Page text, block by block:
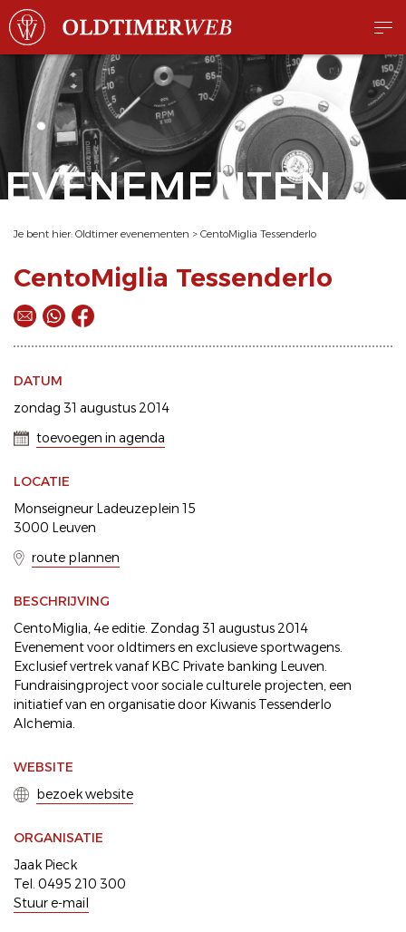
EVENEMENTEN
Je bent hier: Oldtimer evenementen > CentoMiglia Tessenderlo
CentoMiglia Tessenderlo
DATUM
zondag 31 augustus 2014
toevoegen in agenda
LOCATIE
Monseigneur Ladeuzeplein 15
3000 Leuven
route plannen
BESCHRIJVING
CentoMiglia, 4e editie. Zondag 31 augustus 2014
Evenement voor oldtimers en exclusieve sportwagens.
Exclusief vertrek vanaf KBC Private banking Leuven.
Fundraisingproject voor sociale culturele projecten, een
initiatief van en organisatie door Kiwanis Tessenderlo
Alchemia.
WEBSITE
bezoek website
ORGANISATIE
Jaak Pieck
Tel. 0495 210 300
Stuur e-mail